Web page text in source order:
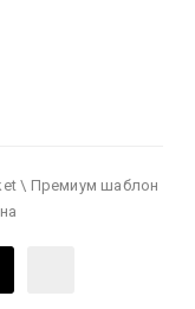
\ Премиум шаблон